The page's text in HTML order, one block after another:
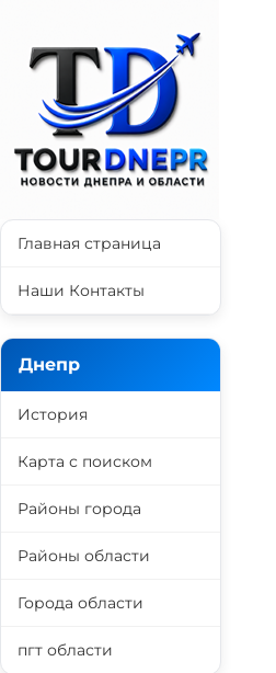
Главная страница
Наши Контакты
Днепр
История
Карта с поиском
Районы города
Районы области
Города области
пгт области